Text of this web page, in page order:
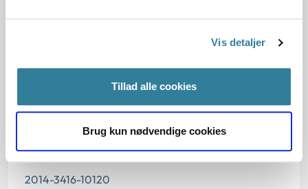
Vis detaljer
Tillad alle cookies
Brug kun nødvendige cookies
Journalnummer
2014-3416-10120